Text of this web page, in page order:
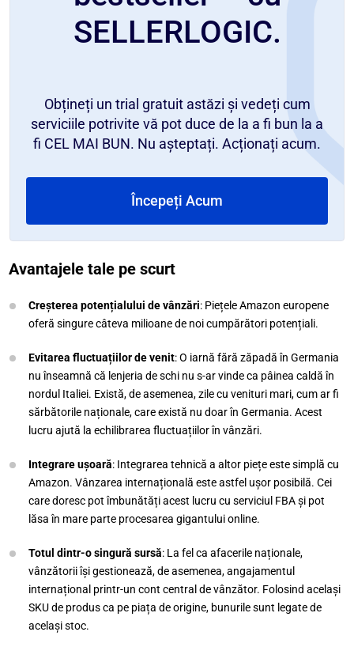
SELLERLOGIC.
Obțineți un trial gratuit astăzi și vedeți cum
serviciile potrivite vă pot duce de la a fi bun la a
fi CEL MAI BUN. Nu așteptați. Acționați acum.
Începeți Acum
Avantajele tale pe scurt
Creșterea potențialului de vânzări: Piețele Amazon europene
oferă singure câteva milioane de noi cumpărători potențiali.
Evitarea fluctuațiilor de venit: O iarnă fără zăpadă în Germania
nu înseamnă că lenjeria de schi nu s-ar vinde ca pâinea caldă în
nordul Italiei. Există, de asemenea, zile cu venituri mari, cum ar fi
sărbătorile naționale, care există nu doar în Germania. Acest
lucru ajută la echilibrarea fluctuațiilor în vânzări.
Integrare ușoară: Integrarea tehnică a altor piețe este simplă cu
Amazon. Vânzarea internațională este astfel ușor posibilă. Cei
care doresc pot îmbunătăți acest lucru cu serviciul FBA și pot
lăsa în mare parte procesarea gigantului online.
Totul dintr-o singură sursă: La fel ca afacerile naționale,
vânzătorii își gestionează, de asemenea, angajamentul
internațional printr-un cont central de vânzător. Folosind același
SKU de produs ca pe piața de origine, bunurile sunt legate de
același stoc.